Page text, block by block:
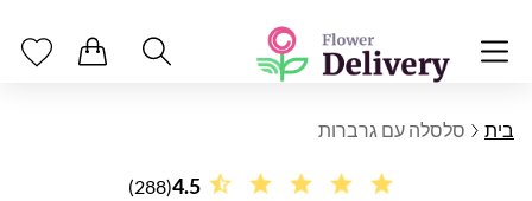
בית סלסלה עם גרברות
4.5
(288)